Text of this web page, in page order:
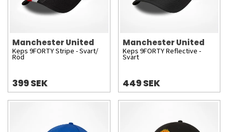
Manchester United
Keps 9FORTY Stripe - Svart/
Röd
399 SEK
Manchester United
Keps 9FORTY Reflective -
Svart
449 SEK